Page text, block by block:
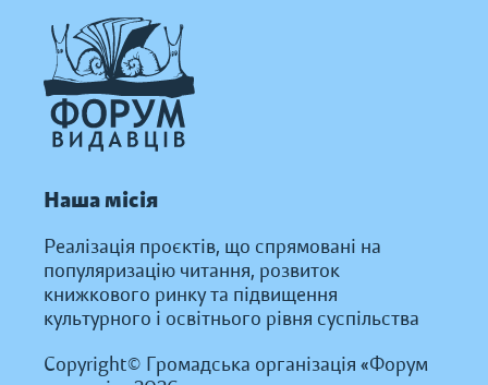
Наша місія
Реалізація проєктів, що спрямовані на
популяризацію читання, розвиток
книжкового ринку та підвищення
культурного і освітнього рівня суспільства
Copyright© Громадська організація «Форум